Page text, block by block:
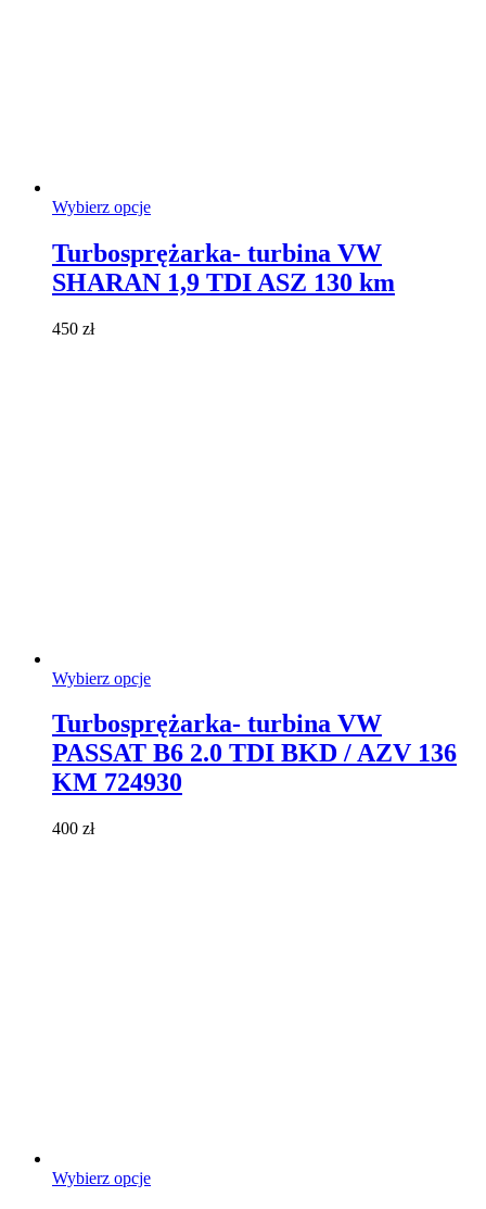
Wybierz opcjeTen
wiele
wariantów.
Turbosprężarka- turbina VW
SHARAN 1,9 TDI ASZ 130 km
450 zł
Wybierz opcjeTen
ma
wiele
wariantów.
Opcje
można
Turbosprężarka- turbina VW
PASSAT B6 2.0 TDI BKD / AZV 136
KM 724930
400 zł
Wybierz opcjeTen